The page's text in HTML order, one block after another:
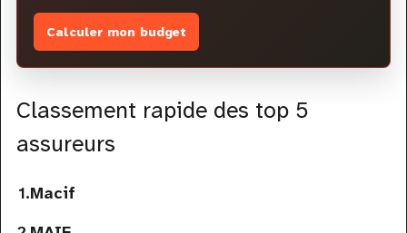
Calculer mon budget
Classement rapide des top 5
assureurs
Macif